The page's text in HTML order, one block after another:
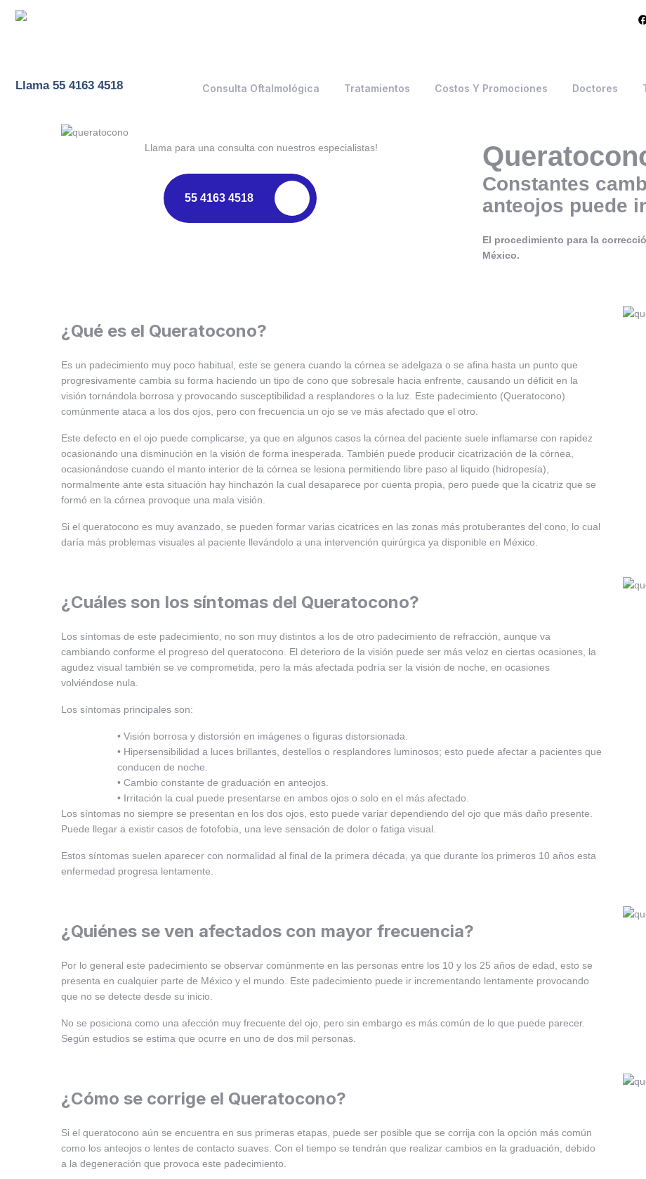
Llama 55 4163 4518 Consulta Oftalmológica Tratamientos Costos Y Promociones Doctores
Llama para una consulta con nuestros especialistas!
55 4163 4518
Constantes
anteojos puede
El procedimiento para la
México.
¿Qué es el Queratocono?
Es un padecimiento muy poco habitual, este se genera cuando la córnea se adelgaza o se afina hasta un punto que
progresivamente cambia su forma haciendo un tipo de cono que sobresale hacia enfrente, causando un déficit en la
visión tornándola borrosa y provocando susceptibilidad a resplandores o la luz. Este padecimiento (Queratocono)
comúnmente ataca a los dos ojos, pero con frecuencia un ojo se ve más afectado que el otro.
Este defecto en el ojo puede complicarse, ya que en algunos casos la córnea del paciente suele inflamarse con rapidez
ocasionando una disminución en la visión de forma inesperada. También puede producir cicatrización de la córnea,
ocasionándose cuando el manto interior de la córnea se lesiona permitiendo libre paso al liquido (hidropesía),
normalmente ante esta situación hay hinchazón la cual desaparece por cuenta propia, pero puede que la cicatriz que se
formó en la córnea provoque una mala visión.
Si el queratocono es muy avanzado, se pueden formar varias cicatrices en las zonas más protuberantes del cono, lo cual
daría más problemas visuales al paciente llevándolo a una intervención quirúrgica ya disponible en México.
¿Cuáles son los síntomas del Queratocono?
Los síntomas de este padecimiento, no son muy distintos a los de otro padecimiento de refracción, aunque va
cambiando conforme el progreso del queratocono. El deterioro de la visión puede ser más veloz en ciertas ocasiones, la
agudez visual también se ve comprometida, pero la más afectada podría ser la visión de noche, en ocasiones
volviéndose nula.
Los síntomas principales son:
• Visión borrosa y distorsión en imágenes o figuras distorsionada.
• Hipersensibilidad a luces brillantes, destellos o resplandores luminosos; esto puede afectar a pacientes que
conducen de noche.
• Cambio constante de graduación en anteojos.
• Irritación la cual puede presentarse en ambos ojos o solo en el más afectado.
Los síntomas no siempre se presentan en los dos ojos, esto puede variar dependiendo del ojo que más daño presente.
Puede llegar a existir casos de fotofobia, una leve sensación de dolor o fatiga visual.
Estos síntomas suelen aparecer con normalidad al final de la primera década, ya que durante los primeros 10 años esta
enfermedad progresa lentamente.
¿Quiénes se ven afectados con mayor frecuencia?
Por lo general este padecimiento se observar comúnmente en las personas entre los 10 y los 25 años de edad, esto se
presenta en cualquier parte de México y el mundo. Este padecimiento puede ir incrementando lentamente provocando
que no se detecte desde su inicio.
No se posiciona como una afección muy frecuente del ojo, pero sin embargo es más común de lo que puede parecer.
Según estudios se estima que ocurre en uno de dos mil personas.
¿Cómo se corrige el Queratocono?
Si el queratocono aún se encuentra en sus primeras etapas, puede ser posible que se corrija con la opción más común
como los anteojos o lentes de contacto suaves. Con el tiempo se tendrán que realizar cambios en la graduación, debido
a la degeneración que provoca este padecimiento.